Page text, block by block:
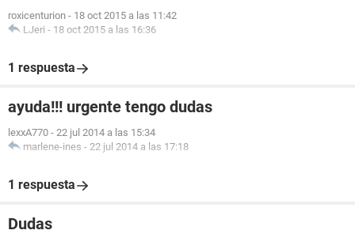
roxicenturion - 18 oct 2015 a las 11:42
LJeri - 18 oct 2015 a las 16:36
1 respuesta
ayuda!!! urgente tengo dudas
lexxA770 - 22 jul 2014 a las 15:34
marlene-ines - 22 jul 2014 a las 17:18
1 respuesta
Dudas